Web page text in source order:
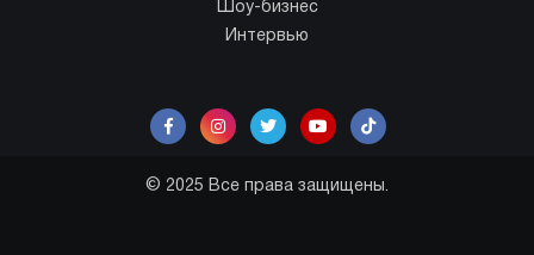
Шоу-бизнес
Интервью
© 2025 Все права защищены.